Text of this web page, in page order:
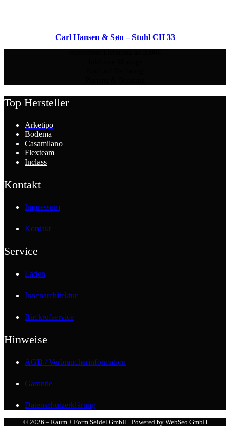
Carl Hansen & Søn – Stuhl CH 33
Top Hersteller
Arketipo
Bodema
Casamilano
Flexteam
Inclass
Kontakt
Impressum
Kontakt
Service
Laden
Innenarchitektur
Rückrufservice
Hinweise
AGB / Verbraucherinformation
Garantie
Datenschutzerklärung
© 2026 – Raum + Form Seidel GmbH | Powered by WebSeo GmbH